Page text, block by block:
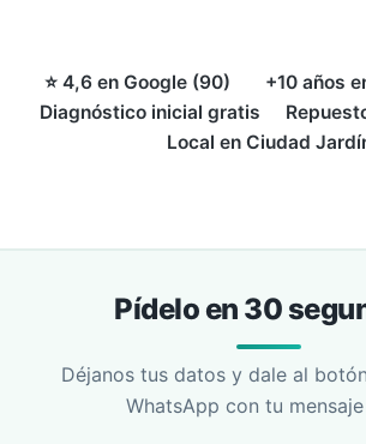
⭐ 4,6 en Google (90)
+10 años
Diagnóstico inicial gratis
Local en Ciudad
Pídelo en 30
Déjanos tus datos y dale al
WhatsApp con tu